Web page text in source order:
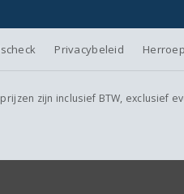
Privacybeleid
zijn inclusief BTW, exclusief